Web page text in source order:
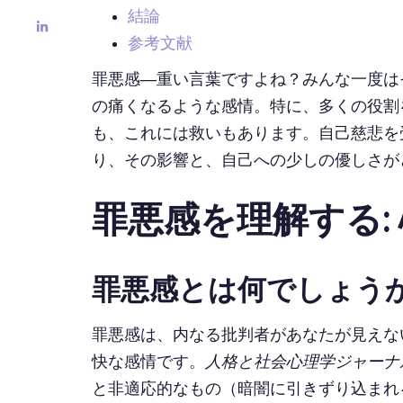
結論
参考文献
罪悪感—重い言葉ですよね？みんな一度
の痛くなるような感情。特に、多くの役
も、これには救いもあります。自己慈悲
り、その影響と、自己への少しの優しさ
罪悪感を理解する:
罪悪感とは何でしょう
罪悪感は、内なる批判者があなたが見え
快な感情です。
人格と社会心理学ジャーナ
と非適応的なもの（暗闇に引きずり込ま